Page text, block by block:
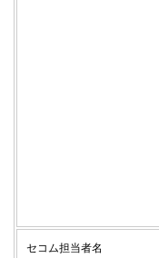
セコム担当者名